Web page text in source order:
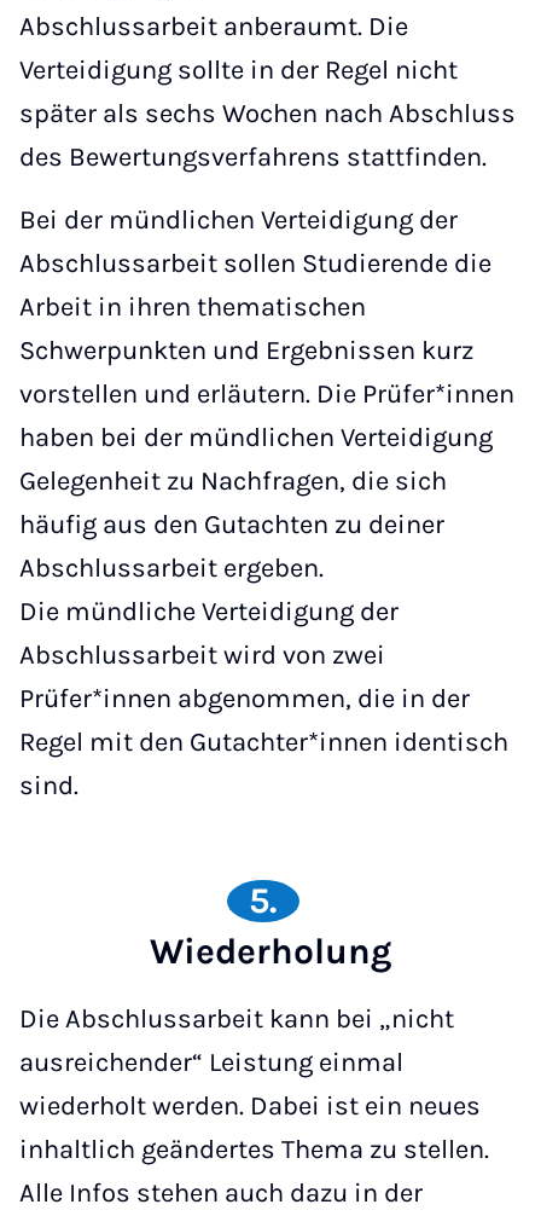
Abschlussarbeit anberaumt. Die
Verteidigung sollte in der Regel nicht
später als sechs Wochen nach Abschluss
des Bewertungsverfahrens stattfinden.
Bei der mündlichen Verteidigung der
Abschlussarbeit sollen Studierende die
Arbeit in ihren thematischen
Schwerpunkten und Ergebnissen kurz
vorstellen und erläutern. Die Prüfer*innen
haben bei der mündlichen Verteidigung
Gelegenheit zu Nachfragen, die sich
häufig aus den Gutachten zu deiner
Abschlussarbeit ergeben.
Die mündliche Verteidigung der
Abschlussarbeit wird von zwei
Prüfer*innen abgenommen, die in der
Regel mit den Gutachter*innen identisch
sind.
5.
Wiederholung
Die Abschlussarbeit kann bei „nicht
ausreichender“ Leistung einmal
wiederholt werden. Dabei ist ein neues
inhaltlich geändertes Thema zu stellen.
Alle Infos stehen auch dazu in der